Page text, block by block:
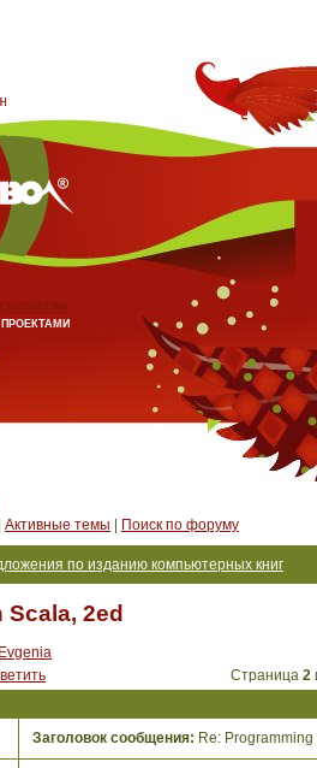
Активные темы Поиск по форуму
по изданию компьютерных книг
2ed
Evgenia
Страница 2
Заголовок сообщения: Re: